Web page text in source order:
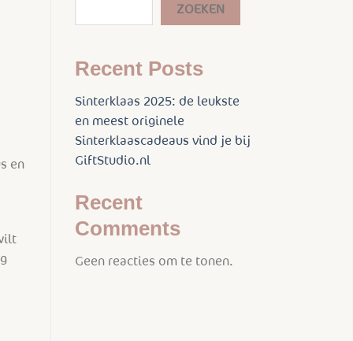
en
ZOEKEN
Recent Posts
Sinterklaas 2025: de leukste
en meest originele
Sinterklaascadeaus vind je bij
GiftStudio.nl
Recent
Comments
Geen reacties om te tonen.